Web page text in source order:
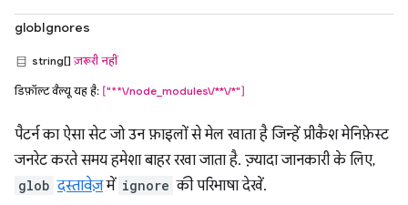
globIgnores
string[]ज़रूरी नहीं
डिफ़ॉल्ट वैल्यू यह है: ["**\/node_modules\/**\/*"]
पैटर्न का ऐसा सेट जो उन फ़ाइलों से मेल खाता है जिन्हें प्रीकैश मेनिफ़ेस्ट
जनरेट करते समय हमेशा बाहर रखा जाता है. ज़्यादा जानकारी के लिए,
glob दस्तावेज़में ignore की परिभाषा देखें.